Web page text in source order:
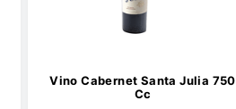
Vino Cabernet Santa Julia 750
Cc